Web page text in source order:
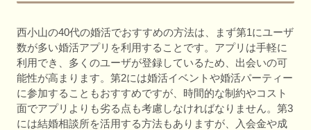
西小山の40代の婚活でおすすめの方法は、まず第1にユーザ
数が多い婚活アプリを利用することです。アプリは手軽に
利用でき、多くのユーザが登録しているため、出会いの可
能性が高まります。第2には婚活イベントや婚活パーティー
に参加することもおすすめですが、時間的な制約やコスト
面でアプリよりも劣る点も考慮しなければなりません。第3
には結婚相談所を活用する方法もありますが、入会金や成